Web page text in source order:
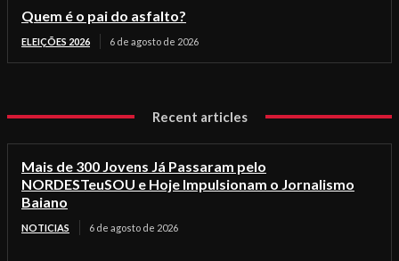
Quem é o pai do asfalto?
ELEIÇÕES 2026 6 de agosto de 2026
Recent articles
Mais de 300 Jovens Já Passaram pelo
NORDESTeuSOU e Hoje Impulsionam o Jornalismo
Baiano
NOTICIAS 6 de agosto de 2026